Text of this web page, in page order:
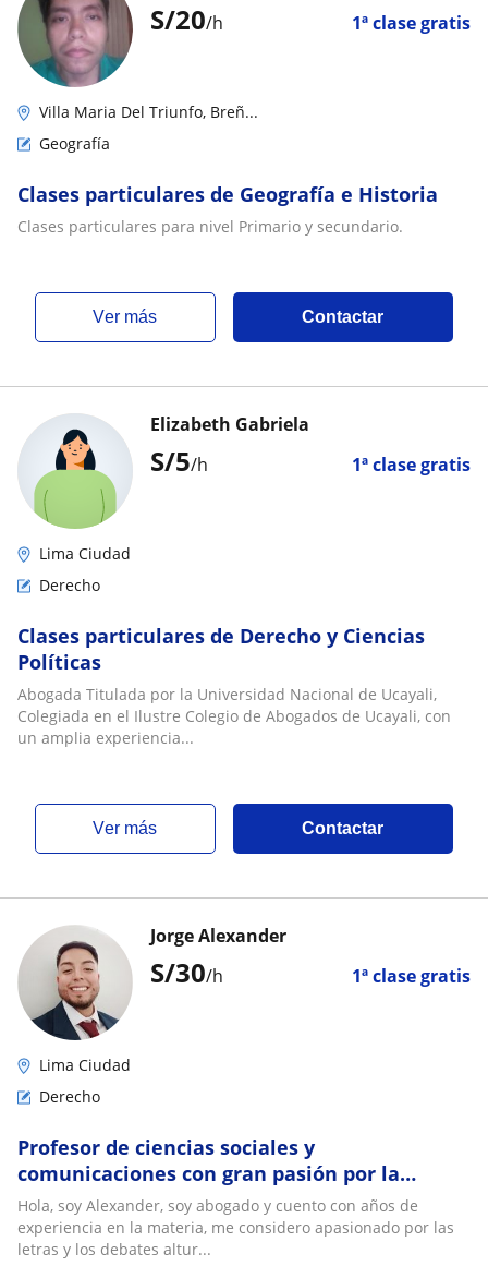
S/20/h 1ª clase gratis
Villa Maria Del Triunfo, Breñ...
Geografía
Clases particulares de Geografía e Historia
Clases particulares para nivel Primario y secundario.
ver más Contactar
S/5/h 1ª clase gratis
Elizabeth Gabriela
Lima Ciudad
Derecho
Clases particulares de Derecho y Ciencias
Políticas
Abogada Titulada por la Universidad Nacional de Ucayali,
Colegiada en el Ilustre Colegio de Abogados de Ucayali, con
un amplia experiencia...
ver más Contactar
S/30/h 1ª clase gratis
Jorge Alexander
Lima Ciudad
Derecho
Profesor de ciencias sociales y
comunicaciones con gran pasión por la
enseñanza y paciencia en el aprendizaje
Hola, soy Alexander, soy abogado y cuento con años de
experiencia en la materia, me considero apasionado por las
letras y los debates altur...